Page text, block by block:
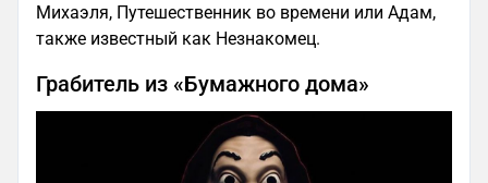
Михаэля, Путешественник во времени или Адам,
также известный как Незнакомец.
Грабитель из «Бумажного дома»